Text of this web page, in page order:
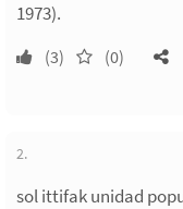
1973).
(3) (0)
2.
sol ittifak unidad